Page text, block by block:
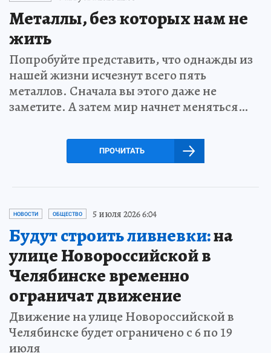
Металлы, без которых нам не
жить
Попробуйте представить, что однажды из
нашей жизни исчезнут всего пять
металлов. Сначала вы этого даже не
заметите. А затем мир начнет меняться…
ПРОЧИТАТЬ
НОВОСТИ ОБЩЕСТВО 5 июля 2026 6:04
Будут строить ливневки:на
улице Новороссийской в
Челябинске временно
ограничат движение
Движение на улице Новороссийской в
Челябинске будет ограничено с 6 по 19
июля